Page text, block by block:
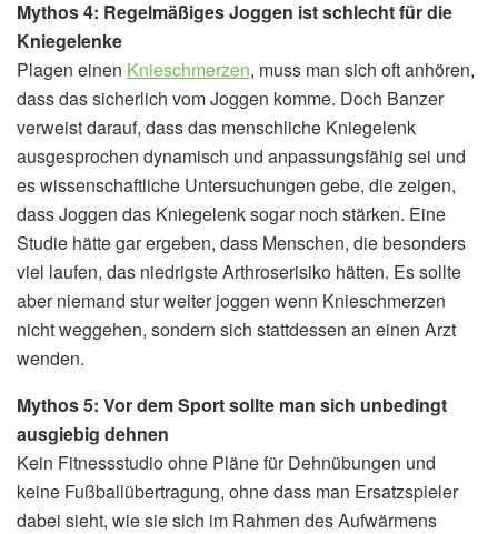
Mythos 4: Regelmäßiges Joggen ist schlecht für die
Kniegelenke
Plagen einen Knieschmerzen, muss man sich oft anhören,
dass das sicherlich vom Joggen komme. Doch Banzer
verweist darauf, dass das menschliche Kniegelenk
ausgesprochen dynamisch und anpassungsfähig sei und
es wissenschaftliche Untersuchungen gebe, die zeigen,
dass Joggen das Kniegelenk sogar noch stärken. Eine
Studie hätte gar ergeben, dass Menschen, die besonders
viel laufen, das niedrigste Arthroserisiko hätten. Es sollte
aber niemand stur weiter joggen wenn Knieschmerzen
nicht weggehen, sondern sich stattdessen an einen Arzt
wenden.
Mythos 5: Vor dem Sport sollte man sich unbedingt
ausgiebig dehnen
Kein Fitnessstudio ohne Pläne für Dehnübungen und
keine Fußballübertragung, ohne dass man Ersatzspieler
dabei sieht, wie sie sich im Rahmen des Aufwärmens